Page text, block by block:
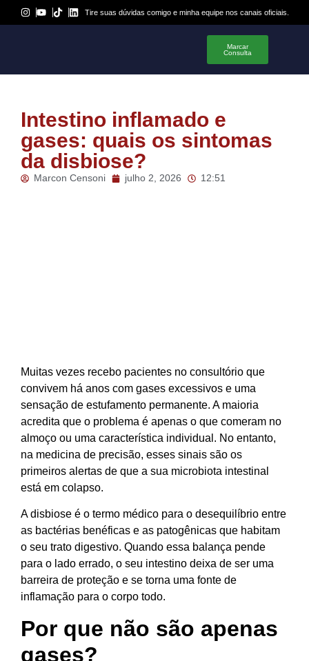
Tire suas dúvidas comigo e minha equipe nos canais oficiais.
Marcar
Consulta
Intestino inflamado e
gases: quais os sintomas
da disbiose?
Marcon Censoni julho 2, 2026 12:51
Muitas vezes recebo pacientes no consultório que
convivem há anos com gases excessivos e uma
sensação de estufamento permanente. A maioria
acredita que o problema é apenas o que comeram no
almoço ou uma característica individual. No entanto,
na medicina de precisão, esses sinais são os
primeiros alertas de que a sua microbiota intestinal
está em colapso.
A disbiose é o termo médico para o desequilíbrio entre
as bactérias benéficas e as patogênicas que habitam
o seu trato digestivo. Quando essa balança pende
para o lado errado, o seu intestino deixa de ser uma
barreira de proteção e se torna uma fonte de
inflamação para o corpo todo.
Por que não são apenas
gases?